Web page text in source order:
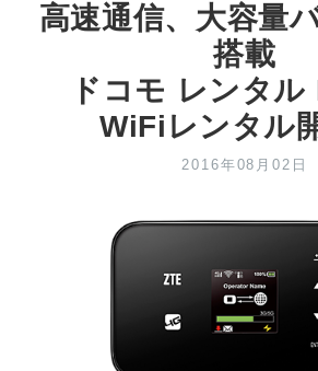
高速通信、大容量
搭載
ドコモ レンタル
WiFiレンタル
2016年08月02日